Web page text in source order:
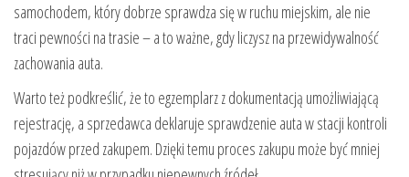
samochodem, który dobrze sprawdza się w ruchu miejskim, ale nie
traci pewności na trasie – a to ważne, gdy liczysz na przewidywalność
zachowania auta.
Warto też podkreślić, że to egzemplarz z dokumentacją umożliwiającą
rejestrację, a sprzedawca deklaruje sprawdzenie auta w stacji kontroli
pojazdów przed zakupem. Dzięki temu proces zakupu może być mniej